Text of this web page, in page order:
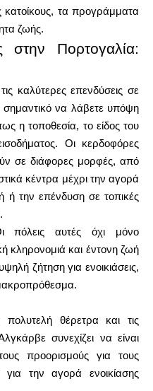
μου
2955
κατοίκους, τα προγράμματα
ζωής.
στην Πορτογαλία:
καλύτερες επενδύσεις σε
σημαντικό να λάβετε υπόψη
η τοποθεσία, το είδος του
Οι κερδοφόρες
σε διάφορες μορφές, από
κέντρα μέχρι την αγορά
ή την επένδυση σε τοπικές
πόλεις αυτές όχι μόνο
κληρονομιά και έντονη ζωή
ζήτηση για ενοικιάσεις,
θέρετρα και τις
συνεχίζει να είναι
προορισμούς για τους
για την αγορά ενοικίασης